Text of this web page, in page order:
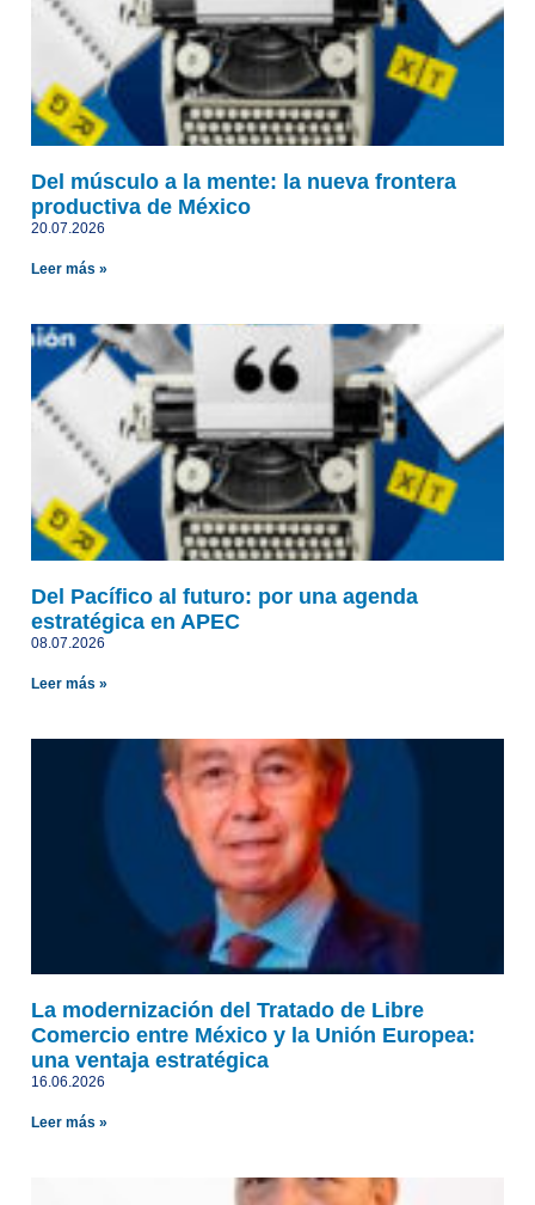
Del músculo a la mente: la nueva frontera
productiva de México
20.07.2026
Leer más »
Del Pacífico al futuro: por una agenda
estratégica en APEC
08.07.2026
Leer más »
La modernización del Tratado de Libre
Comercio entre México y la Unión Europea:
una ventaja estratégica
16.06.2026
Leer más »